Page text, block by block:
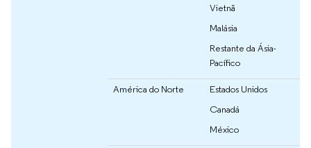
Vietnã
Malásia
Restante da Ásia-
Pacífico
América do Norte
Estados Unidos
Canadá
México